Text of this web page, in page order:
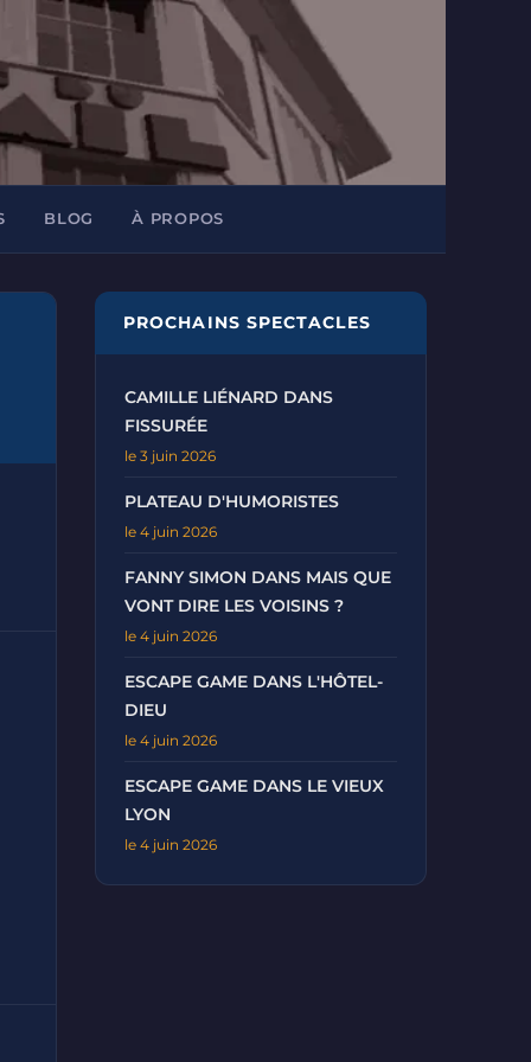
BLOG À PROPOS
PROCHAINS SPECTACLES
CAMILLE LIÉNARD DANS
FISSURÉE
le 3 juin 2026
PLATEAU D'HUMORISTES
le 4 juin 2026
FANNY SIMON DANS MAIS QUE
VONT DIRE LES VOISINS ?
le 4 juin 2026
ESCAPE GAME DANS L'HÔTEL-
DIEU
le 4 juin 2026
ESCAPE GAME DANS LE VIEUX
LYON
le 4 juin 2026